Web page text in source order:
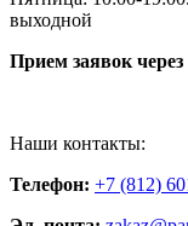
выходной
Прием заявок через
Наши контакты:
Телефон: +7 (812)